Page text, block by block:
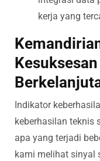
kerja yang
Indikator
keberhasilan teknis
apa yang terjadi
kami melihat sinyal